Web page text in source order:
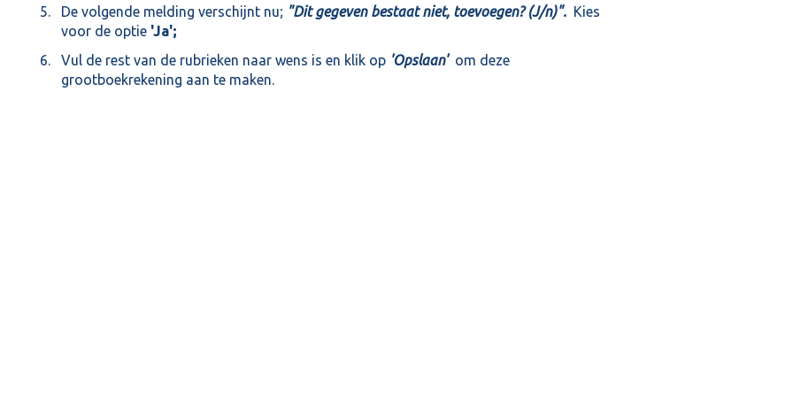
De volgende melding verschijnt nu; "Dit gegeven bestaat niet, toevoegen? (J/n)". Kies
voor de optie'Ja';
Vul de rest van de rubrieken naar wens is en klik op 'Opslaan' om deze
grootboekrekening aan te maken.